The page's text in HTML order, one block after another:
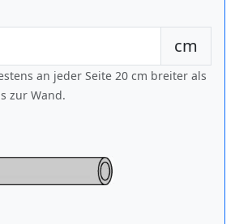
cm
an jeder Seite 20 cm breiter als
zur Wand.